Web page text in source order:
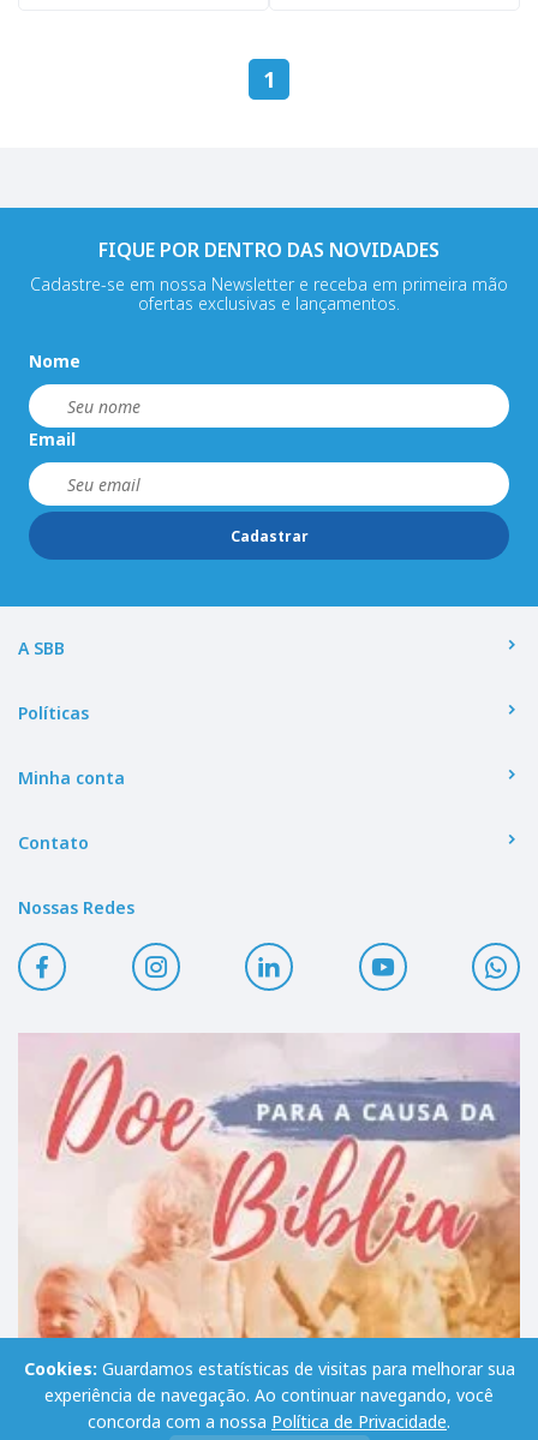
1
FIQUE POR DENTRO DAS NOVIDADES
Cadastre-se em nossa Newsletter e receba em primeira mão
ofertas exclusivas e lançamentos.
Nome
Email
Cadastrar
A SBB
Políticas
Minha conta
Contato
Nossas Redes
Cookies: Guardamos estatísticas de visitas para melhorar sua
experiência de navegação. Ao continuar navegando, você
concorda com a nossa Política de Privacidade.